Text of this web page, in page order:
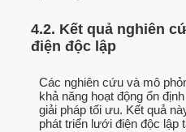
4.2. Kết quả nghiên
điện độc lập
Các nghiên cứu và mô
khả năng hoạt động ổn
giải pháp tối ưu. Kết quả
phát triển lưới điện độc lập